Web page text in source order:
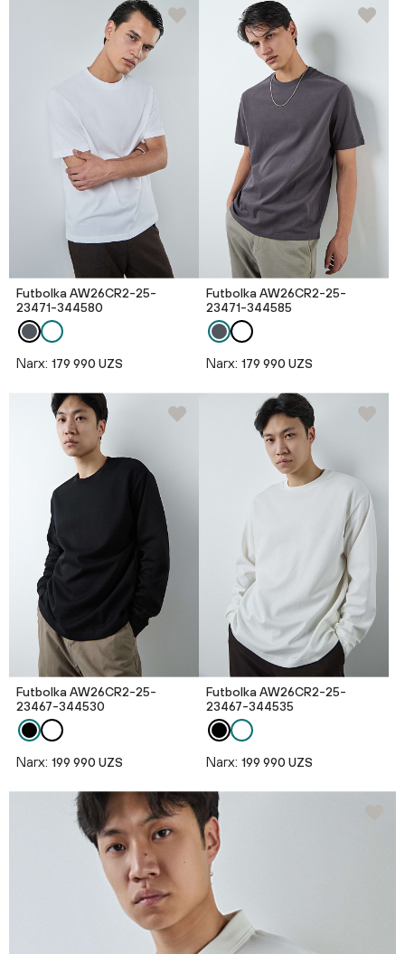
Futbolka AW26CR2-25-
23471-344580
Narx: 179 990 UZS
Futbolka AW26CR2-25-
23471-344585
Narx: 179 990 UZS
Futbolka AW26CR2-25-
23467-344530
Narx: 199 990 UZS
Futbolka AW26CR2-25-
23467-344535
Narx: 199 990 UZS